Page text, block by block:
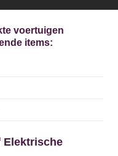
voertuigen
items: